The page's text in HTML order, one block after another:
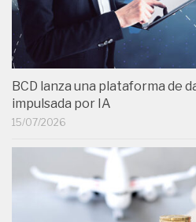
BCD lanza una plataforma de
impulsada por IA
15/07/2026